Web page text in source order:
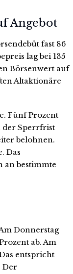
Angebot
fast 86
lag bei 135
Börsenwert auf
Altaktionäre
Fünf Prozent
der Sperrfrist
belohnen.
Das
an bestimmte
Donnerstag
ab. Am
entspricht
Der